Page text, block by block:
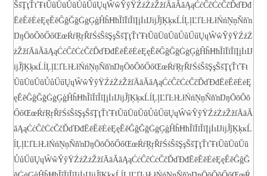
ŠšŢţŤťŦŧŨũŪūŬŭŮůŰűŲųŴŵŶŷŸŹźŻżŽžſĀāĂăĄąĆćĈĉĊċČčĎďĐđ
ĒēĔĕĖėĘęĚěĜĝĞğĠġĢģĤĥĦħĨĩĪīĬĭĮįİıĲĳĴĵĶķĸĹĺĻļĽľĿŀŁłŃńŅņŇňŉ
ŊŋŌōŎŏŐőŒœŔŕŖŗŘřŚśŜŝŞşŠšŢţŤťŦŧŨũŪūŬŭŮůŰűŲųŴŵŶŷŸŹźŻ
żŽžſĀāĂăĄąĆćĈĉĊċČčĎďĐđĒēĔĕĖėĘęĚěĜĝĞğĠġĢģĤĥĦħĨĩĪīĬĭĮįİıĲ
ĳĴĵĶķĸĹĺĻļĽľĿŀŁłŃńŅņŇňŉŊŋŌōŎŏŐőŒœŔŕŖŗŘřŚśŜŝŞşŠšŢţŤťŦŧ
ŨũŪūŬŭŮůŰűŲųŴŵŶŷŸŹźŻżŽžſĀāĂăĄąĆćĈĉĊċČčĎďĐđĒēĔĕĖėĘ
ęĚěĜĝĞğĠġĢģĤĥĦħĨĩĪīĬĭĮįİıĲĳĴĵĶķĸĹĺĻļĽľĿŀŁłŃńŅņŇňŉŊŋŌōŎŏ
ŐőŒœŔŕŖŗŘřŚśŜŝŞşŠšŢţŤťŦŧŨũŪūŬŭŮůŰűŲųŴŵŶŷŸŹźŻżŽžſĀāĂ
ăĄąĆćĈĉĊċČčĎďĐđĒēĔĕĖėĘęĚěĜĝĞğĠġĢģĤĥĦħĨĩĪīĬĭĮįİıĲĳĴĵĶķĸĹ
ĺĻļĽľĿŀŁłŃńŅņŇňŉŊŋŌōŎŏŐőŒœŔŕŖŗŘřŚśŜŝŞşŠšŢţŤťŦŧŨũŪūŬŭ
ŮůŰűŲųŴŵŶŷŸŹźŻżŽžſĀāĂăĄąĆćĈĉĊċČčĎďĐđĒēĔĕĖėĘęĚěĜĝĞ